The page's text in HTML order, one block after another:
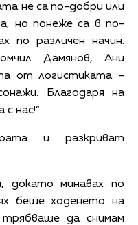
не са по-добри или
но понеже са в по-
по различен начин.
Дамянов, Ани
от логистиката –
Благодаря на
с нас!“
и разкриват
докато минавах по
беше ходенето на
да снимам